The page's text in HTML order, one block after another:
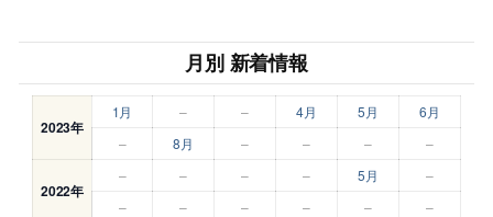
月別 新着情報
2023年
1月 – – 4月 5月
6月
–
8月 – – – –
2022年
– – – – 5月
–
–
– – – – –